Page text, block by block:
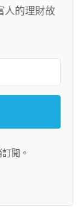
人的理財故
閱。
with Kit